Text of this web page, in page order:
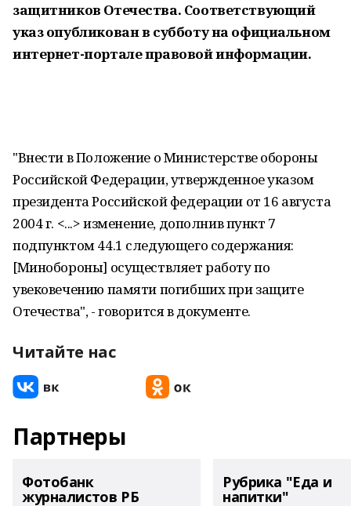
защитников Отечества. Соответствующий
указ опубликован в субботу на официальном
интернет-портале правовой информации.
"Внести в Положение о Министерстве обороны
Российской Федерации, утвержденное указом
президента Российской федерации от 16 августа
2004 г. <...> изменение, дополнив пункт 7
подпунктом 44.1 следующего содержания:
[Минобороны] осуществляет работу по
увековечению памяти погибших при защите
Отечества", - говорится в документе.
Читайте нас
Партнеры
Фотобанк
журналистов РБ
Рубрика "Еда и
напитки"